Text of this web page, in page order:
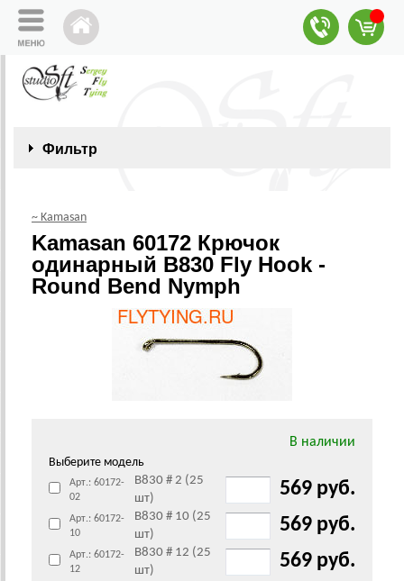
Фильтр
~ Kamasan
Kamasan 60172 Крючок
одинарный B830 Fly Hook -
Round Bend Nymph
В наличии
Выберите модель
Арт.: 60172-
02
B830 # 2 (25
шт)
569 руб.
Арт.: 60172-
10
B830 # 10 (25
шт)
569 руб.
Арт.: 60172-
12
B830 # 12 (25
шт)
569 руб.